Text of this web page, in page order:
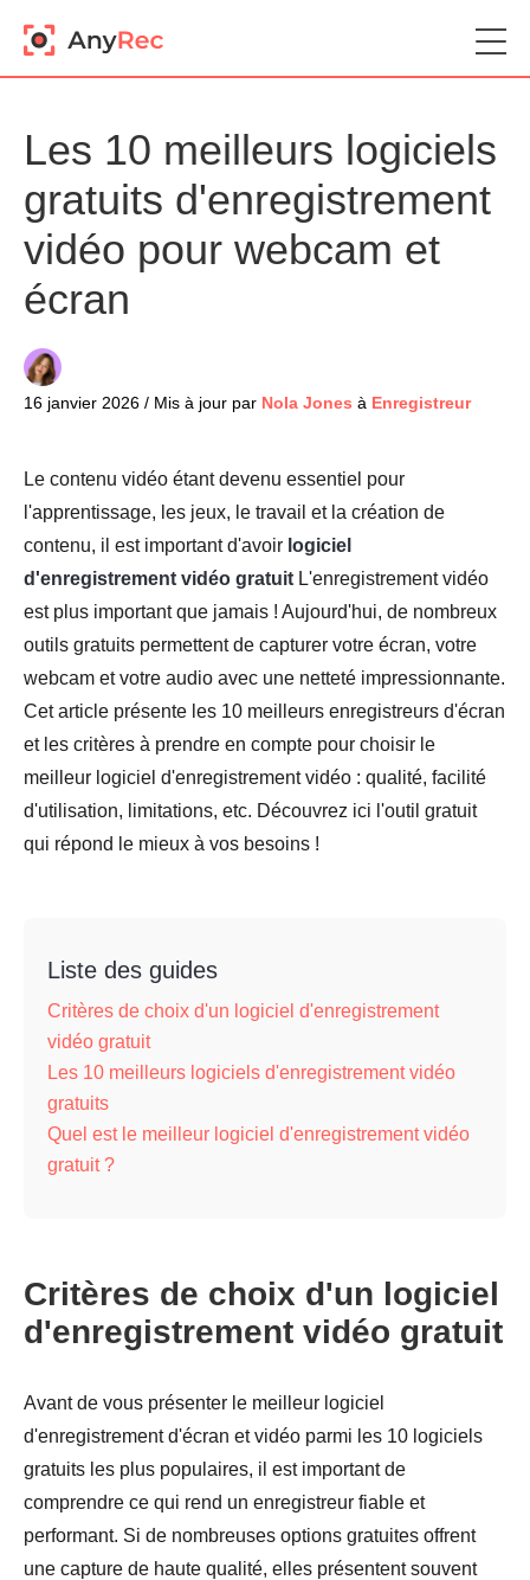
Les 10 meilleurs logiciels
gratuits d'enregistrement
vidéo pour webcam et
écran
16 janvier 2026 / Mis à jour par Nola Jones à Enregistreur
Le contenu vidéo étant devenu essentiel pour
l'apprentissage, les jeux, le travail et la création de
contenu, il est important d'avoir logiciel
d'enregistrement vidéo gratuit L'enregistrement vidéo
est plus important que jamais ! Aujourd'hui, de nombreux
outils gratuits permettent de capturer votre écran, votre
webcam et votre audio avec une netteté impressionnante.
Cet article présente les 10 meilleurs enregistreurs d'écran
et les critères à prendre en compte pour choisir le
meilleur logiciel d'enregistrement vidéo : qualité, facilité
d'utilisation, limitations, etc. Découvrez ici l'outil gratuit
qui répond le mieux à vos besoins !
Liste des guides
Critères de choix d'un logiciel d'enregistrement
vidéo gratuit
Les 10 meilleurs logiciels d'enregistrement vidéo
gratuits
Quel est le meilleur logiciel d'enregistrement vidéo
gratuit ?
Critères de choix d'un logiciel
d'enregistrement vidéo gratuit
Avant de vous présenter le meilleur logiciel
d'enregistrement d'écran et vidéo parmi les 10 logiciels
gratuits les plus populaires, il est important de
comprendre ce qui rend un enregistreur fiable et
performant. Si de nombreuses options gratuites offrent
une capture de haute qualité, elles présentent souvent